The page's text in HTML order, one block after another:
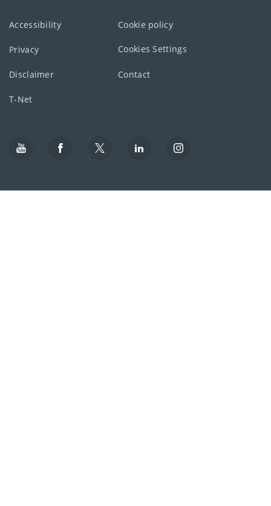
Accessibility Cookie policy
Privacy Cookies Settings
Disclaimer Contact
T-Net